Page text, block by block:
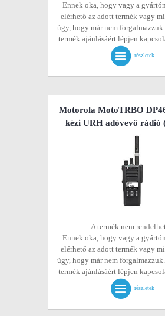
Ennek oka, hogy vagy a
elérhető az adott termék vagy
úgy, hogy már nem
termék ajánlásáért lépjen
részletek
Motorola MotoTRBO
kézi URH adóvevő rádió
A termék nem
Ennek oka, hogy vagy a
elérhető az adott termék vagy
úgy, hogy már nem
termék ajánlásáért lépjen
részletek